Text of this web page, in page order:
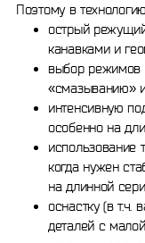
Поэтому в
острый
канавками и
выбор режимов
«смазыванию»
интенсивную
особенно на
использование
когда нужен
на длинной
оснастку (в т.ч.
деталей с